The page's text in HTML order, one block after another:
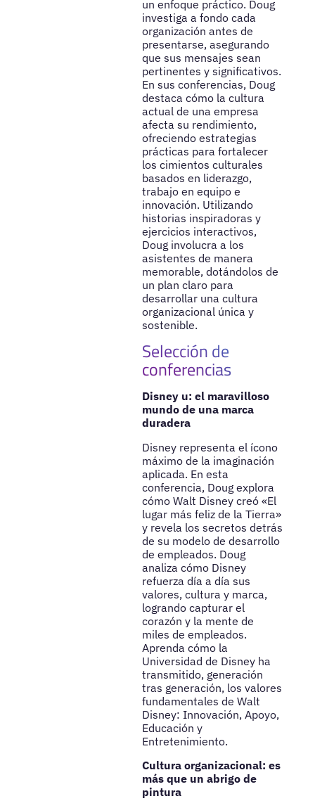
un enfoque práctico. Doug
investiga a fondo cada
organización antes de
presentarse, asegurando
que sus mensajes sean
pertinentes y significativos.
En sus conferencias, Doug
destaca cómo la cultura
actual de una empresa
afecta su rendimiento,
ofreciendo estrategias
prácticas para fortalecer
los cimientos culturales
basados en liderazgo,
trabajo en equipo e
innovación. Utilizando
historias inspiradoras y
ejercicios interactivos,
Doug involucra a los
asistentes de manera
memorable, dotándolos de
un plan claro para
desarrollar una cultura
organizacional única y
sostenible.
Selección de
conferencias
Disney u: el maravilloso
mundo de una marca
duradera
Disney representa el ícono
máximo de la imaginación
aplicada. En esta
conferencia, Doug explora
cómo Walt Disney creó «El
lugar más feliz de la Tierra»
y revela los secretos detrás
de su modelo de desarrollo
de empleados. Doug
analiza cómo Disney
refuerza día a día sus
valores, cultura y marca,
logrando capturar el
corazón y la mente de
miles de empleados.
Aprenda cómo la
Universidad de Disney ha
transmitido, generación
tras generación, los valores
fundamentales de Walt
Disney: Innovación, Apoyo,
Educación y
Entretenimiento.
Cultura organizacional: es
más que un abrigo de
pintura